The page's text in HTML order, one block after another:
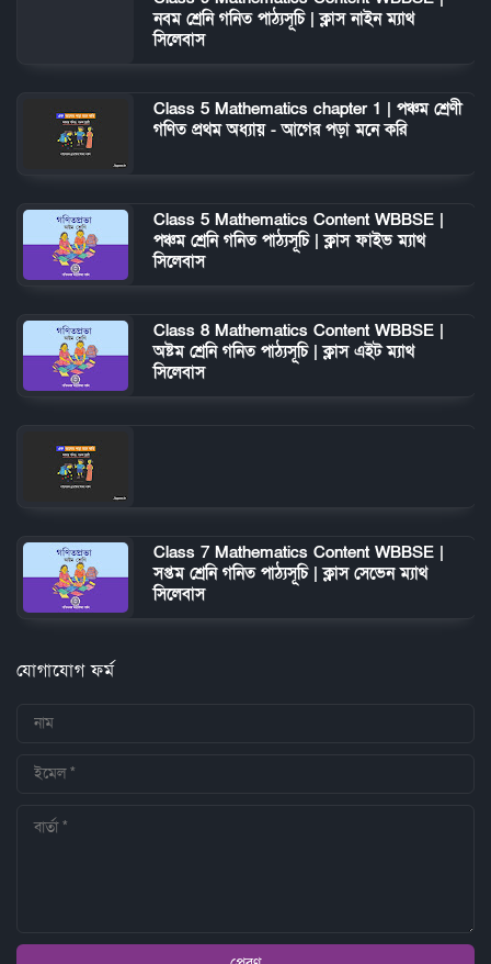
নবম শ্রেনি গনিত পাঠ্যসূচি | ক্লাস নাইন ম্যাথ
সিলেবাস
Class 5 Mathematics chapter 1 | পঞ্চম শ্রেণী
গণিত প্রথম অধ্যায় - আগের পড়া মনে করি
Class 5 Mathematics Content WBBSE |
পঞ্চম শ্রেনি গনিত পাঠ্যসূচি | ক্লাস ফাইভ ম্যাথ
সিলেবাস
Class 8 Mathematics Content WBBSE |
অষ্টম শ্রেনি গনিত পাঠ্যসূচি | ক্লাস এইট ম্যাথ
সিলেবাস
Class 7 Mathematics Content WBBSE |
সপ্তম শ্রেনি গনিত পাঠ্যসূচি | ক্লাস সেভেন ম্যাথ
সিলেবাস
যোগাযোগ ফর্ম